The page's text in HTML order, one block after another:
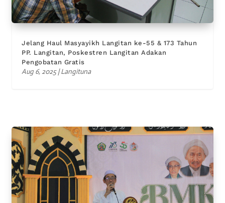
Jelang Haul Masyayikh Langitan ke-55 & 173 Tahun
PP. Langitan, Poskestren Langitan Adakan
Pengobatan Gratis
Aug 6, 2025|Langituna